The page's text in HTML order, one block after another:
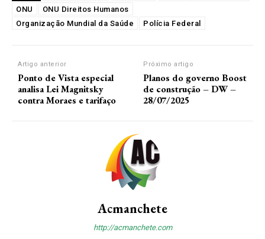
ONU
ONU Direitos Humanos
Organização Mundial da Saúde
Polícia Federal
Artigo anterior
Ponto de Vista especial
analisa Lei Magnitsky
contra Moraes e tarifaço
Próximo artigo
Planos do governo Boost
de construção – DW –
28/07/2025
Acmanchete
http://acmanchete.com